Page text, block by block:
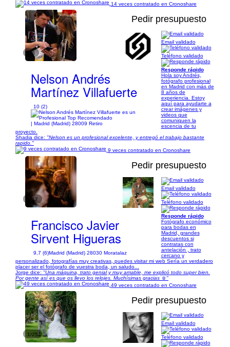
14 veces contratado en Cronoshare
1/8
Pedir presupuesto
Nelson Andrés
Martínez Villafuerte
10 (2)
| Madrid (Madrid) 28009 Retiro
Email validado
Teléfono validado
Responde rápido
Hola soy Andrés,
fotógrafo profesional
en Madrid con más de
8 años de
experiencia. Estoy
aquí para ayudarte a
crear imágenes y
videos que
comuniquen la
escencia de tu
proyecto.
Shadia dice: "Nelson es un profesional excelente, y entregó el trabajo bastante
rapido."
9 veces contratado en Cronoshare
1/17
Pedir presupuesto
Francisco Javier
Sirvent Higueras
9,7 (6)Madrid (Madrid) 28030 Moratalaz
Email validado
Teléfono validado
Responde rápido
Fotógrafo económico
para bodas en
Madrid, grandes
descuentos si
contratas con
antelación , trato
cercano y
personalizado, fotografías muy creativas, puedes visitar mi web Sería un verdadero
placer ser el fotógrafo de vuestra boda, un saludo...
Jorge dice: "Una máquina, trato genial y muy amable, me explicó todo super bien.
Por gente así es que os llevo los relojes. Muchísimas gracias ☺️"
49 veces contratado en Cronoshare
1/25
Pedir presupuesto
Email validado
Teléfono validado